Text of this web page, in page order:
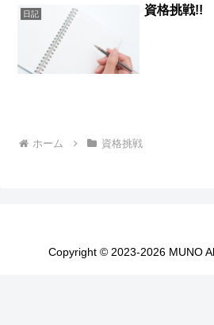
日記 資格挑戦!!
ホーム 資格挑戦
Copyright © 2023-2026 MUNO